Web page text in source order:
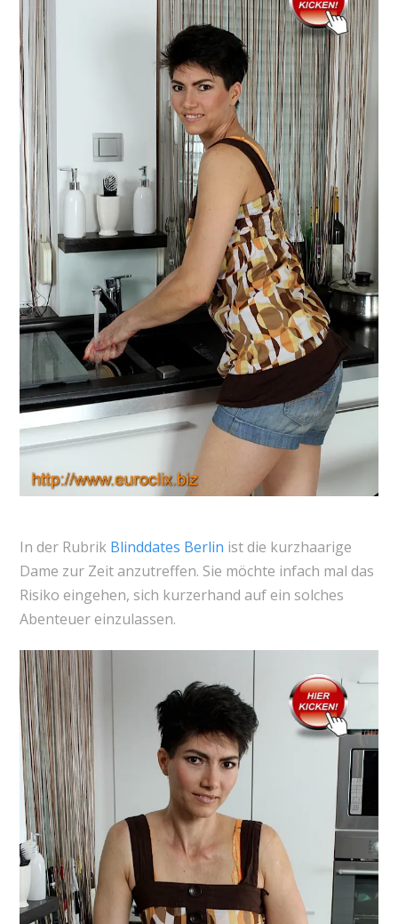
In der Rubrik Blinddates Berlin ist die kurzhaarige
Dame zur Zeit anzutreffen. Sie möchte infach mal das
Risiko eingehen, sich kurzerhand auf ein solches
Abenteuer einzulassen.